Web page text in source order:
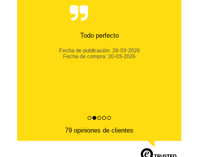
Todo perfecto
Fecha de publicación: 26-03-2026
Fecha de compra: 20-03-2026
79 opiniones de clientes